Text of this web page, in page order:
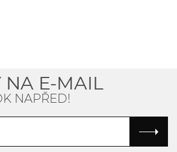
NA E-MAIL
NAPŘED!